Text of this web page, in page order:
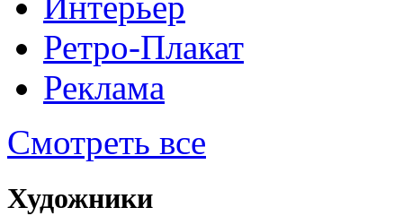
Ретро-Плакат
Реклама
Смотреть все
Художники